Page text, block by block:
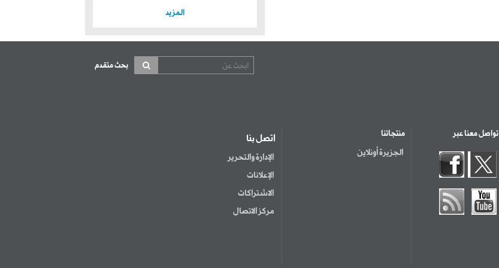
المزيد
بحث متقدم
تواصل معنا عبر منتجاتنا
الجزيرة أونلاين
اتصل بنا
الإدارة والتحرير
الإعلانات
الاشتراكات
مركز الاتصال